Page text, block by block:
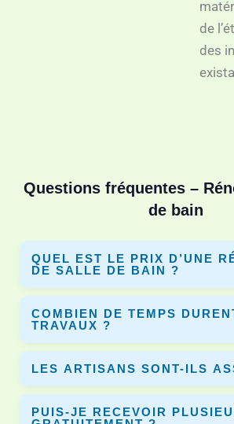
de
des
Questions fréquentes –
de bain
QUEL EST LE PRIX D’UNE
DE SALLE DE BAIN ?
Le prix varie selon la surface, les
En moyenne entre 3 000€ et 10 000€.
permet de comparer plusieurs devis.
COMBIEN DE TEMPS
TRAVAUX ?
Une rénovation complète dure entre 5
chantier et les équipements installés.
LES ARTISANS SONT-ILS
Oui, tous les artisans partenaires
assurance décennale pour garantir vos
PUIS-JE RECEVOIR